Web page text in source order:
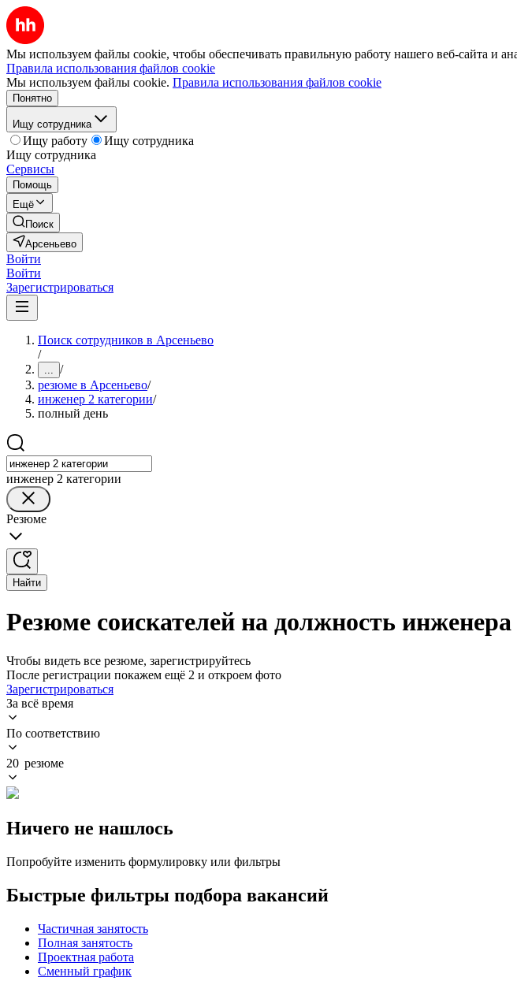
Мы используем файлы cookie, чтобы обеспечивать правильную работу нашего веб-сайта и
Правила использования файлов cookie
Мы используем файлы cookie. Правила использования файлов cookie
Понятно
Ищу сотрудника
Ищу работу
Ищу сотрудника
Ищу сотрудника
Сервисы
Помощь
Ещё
Поиск
Арсеньево
Войти
Войти
Зарегистрироваться
Поиск сотрудников в Арсеньево
/
... /
резюме в Арсеньево/
инженер 2 категории/
полный день
инженер 2 категории
Резюме
Найти
Резюме соискателей на должность
Чтобы видеть все резюме, зарегистрируйтесь
После регистрации покажем ещё 2 и откроем фото
Зарегистрироваться
За всё время
По соответствию
20 резюме
Ничего не нашлось
Попробуйте изменить формулировку или фильтры
Быстрые фильтры подбора вакансий
Частичная занятость
Полная занятость
Проектная работа
Сменный график